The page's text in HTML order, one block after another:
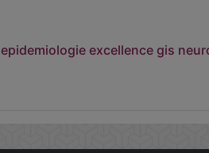
epidemiologie excellence gis